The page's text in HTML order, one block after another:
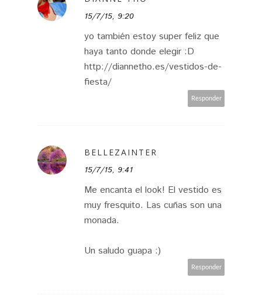
15/7/15, 9:20
yo también estoy super feliz que
haya tanto donde elegir :D
http://diannetho.es/vestidos-de-
fiesta/
Responder
BELLEZAINTER
15/7/15, 9:41
Me encanta el look! El vestido es
muy fresquito. Las cuñas son una
monada.
Un saludo guapa :)
Responder